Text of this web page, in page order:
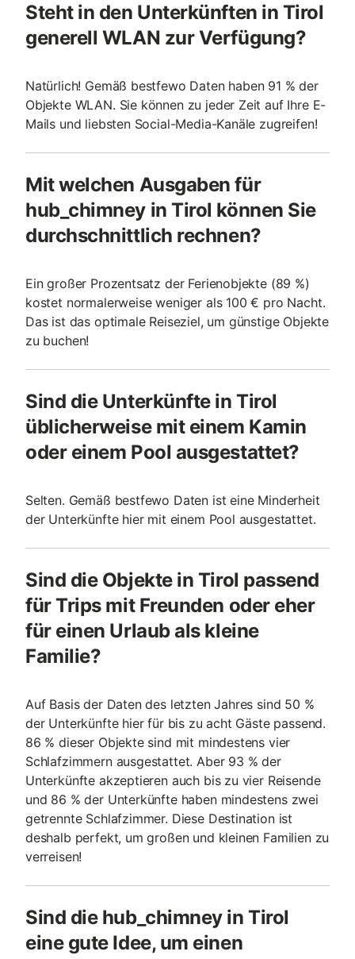
Steht in den Unterkünften in Tirol
generell WLAN zur Verfügung?
Natürlich! Gemäß bestfewo Daten haben 91 % der
Objekte WLAN. Sie können zu jeder Zeit auf Ihre E-
Mails und liebsten Social-Media-Kanäle zugreifen!
Mit welchen Ausgaben für
hub_chimney in Tirol können Sie
durchschnittlich rechnen?
Ein großer Prozentsatz der Ferienobjekte (89 %)
kostet normalerweise weniger als 100 € pro Nacht.
Das ist das optimale Reiseziel, um günstige Objekte
zu buchen!
Sind die Unterkünfte in Tirol
üblicherweise mit einem Kamin
oder einem Pool ausgestattet?
Selten. Gemäß bestfewo Daten ist eine Minderheit
der Unterkünfte hier mit einem Pool ausgestattet.
Sind die Objekte in Tirol passend
für Trips mit Freunden oder eher
für einen Urlaub als kleine
Familie?
Auf Basis der Daten des letzten Jahres sind 50 %
der Unterkünfte hier für bis zu acht Gäste passend.
86 % dieser Objekte sind mit mindestens vier
Schlafzimmern ausgestattet. Aber 93 % der
Unterkünfte akzeptieren auch bis zu vier Reisende
und 86 % der Unterkünfte haben mindestens zwei
getrennte Schlafzimmer. Diese Destination ist
deshalb perfekt, um großen und kleinen Familien zu
verreisen!
Sind die hub_chimney in Tirol
eine gute Idee, um einen